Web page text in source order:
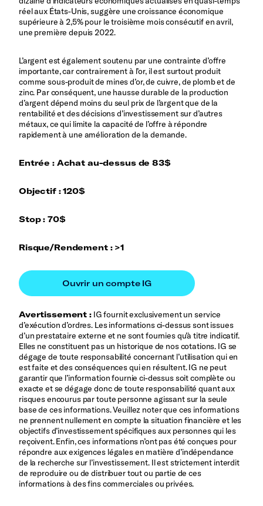
réel aux États-Unis, suggère une croissance économique
supérieure à 2,5% pour le troisième mois consécutif en avril,
une première depuis 2022.
L’argent est également soutenu par une contrainte d’offre
importante, car contrairement à l’or, il est surtout produit
comme sous-produit de mines d’or, de cuivre, de plomb et de
zinc. Par conséquent, une hausse durable de la production
d’argent dépend moins du seul prix de l’argent que de la
rentabilité et des décisions d’investissement sur d’autres
métaux, ce qui limite la capacité de l’offre à répondre
rapidement à une amélioration de la demande.
Entrée : Achat au-dessus de 83$
Objectif : 120$
Stop : 70$
Risque/Rendement : >1
Avertissement :IG fournit exclusivement un service
d’exécution d’ordres. Les informations ci-dessus sont issues
d’un prestataire externe et ne sont fournies qu’à titre indicatif.
Elles ne constituent pas un historique de nos cotations. IG se
dégage de toute responsabilité concernant l’utilisation qui en
est faite et des conséquences qui en résultent. IG ne peut
garantir que l’information fournie ci-dessus soit complète ou
exacte et se dégage donc de toute responsabilité quant aux
risques encourus par toute personne agissant sur la seule
base de ces informations. Veuillez noter que ces informations
ne prennent nullement en compte la situation financière et les
objectifs d’investissement spécifiques aux personnes qui les
reçoivent. Enfin, ces informations n’ont pas été conçues pour
répondre aux exigences légales en matière d’indépendance
de la recherche sur l’investissement. Il est strictement interdit
de reproduire ou de distribuer tout ou partie de ces
informations à des fins commerciales ou privées.